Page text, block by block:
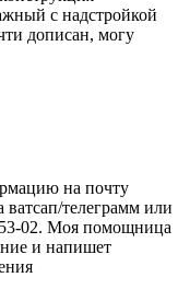
с надстройкой
дописан, могу
на почту
ватсап/телеграмм или
02. Моя помощница
и напишет